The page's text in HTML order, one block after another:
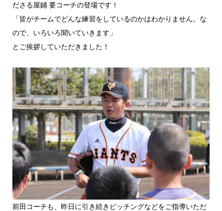
ださる屋鋪 要コーチの登場です！
「皆がチームでどんな練習をしているのかはわかりません。な
ので、いろいろ聞いていきます」
とご挨拶していただきました！
前田コーチも、昨日に引き続きピッチングなどをご指導いただ